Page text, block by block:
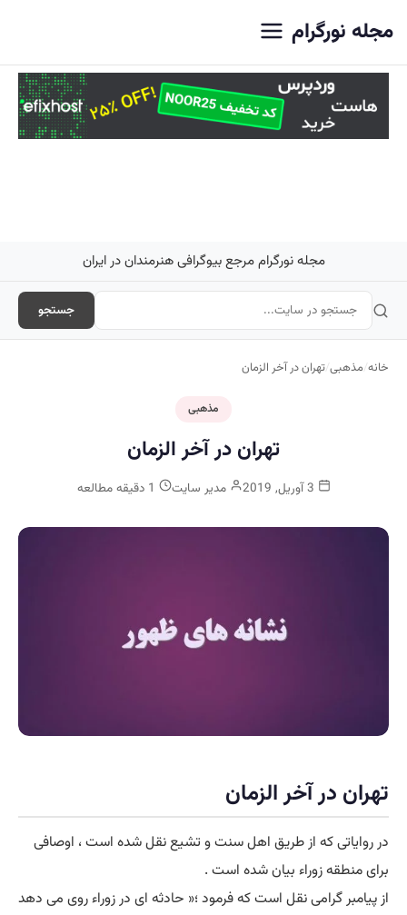
مجله نورگرام
مجله نورگرام مرجع بیوگرافی هنرمندان در ایران
جستجو
خانه/مذهبی/تهران در آخر الزمان
مذهبی
تهران در آخر الزمان
مدیر سایت
تهران در آخر الزمان
در روایاتی که از طریق اهل سنت و تشیع نقل شده است ، اوصافی
برای منطقه زوراء بیان شده است .
از پیامبر گرامی نقل است که فرمود ؛« حادثه ای در زوراء روی می دهد